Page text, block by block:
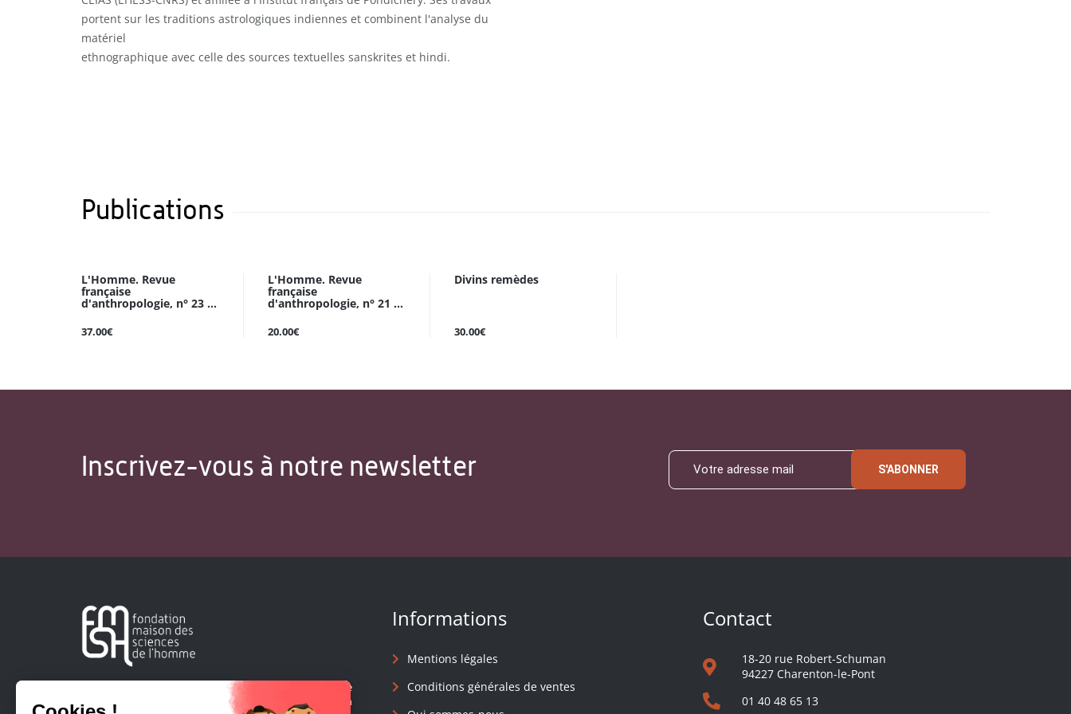
portent sur les traditions astrologiques indiennes et combinent l'analyse du
matériel
ethnographique avec celle des sources textuelles sanskrites et hindi.
Publications
L'Homme. Revue
française
d'anthropologie, n° 23 ...
37.00€
L'Homme. Revue
française
d'anthropologie, n° 21 ...
20.00€
Divins remèdes
30.00€
Inscrivez-vous à notre newsletter S'ABONNER
Créée en 1963, la Fondation Maison Sciences de l'Homme
soutient la recherche et la diffusion des connaissances en
Informations
Mentions légales
Conditions générales de ventes
Contact
18-20 rue Robert-Schuman
94227 Charenton-le-Pont
01 40 48 65 13